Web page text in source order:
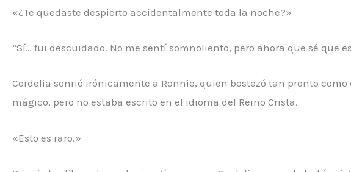
«¿Te quedaste despierto accidentalmente toda la noche?»
“Sí… fui descuidado. No me sentí somnoliento, pero ahora que sé que
Cordelia sonrió irónicamente a Ronnie, quien bostezó tan pronto
mágico, pero no estaba escrito en el idioma del Reino Crista.
«Esto es raro.»